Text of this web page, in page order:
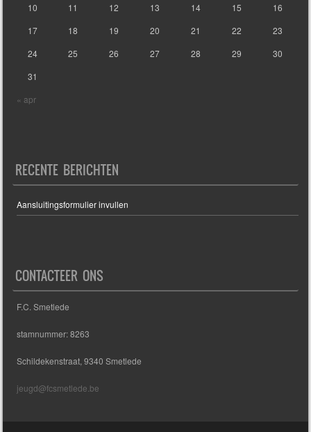
« apr
10
11 12 13 14 15
16
17
18 19 20 21 22
23
24
25 26 27 28 29
30
31
RECENTE BERICHTEN
Aansluitingsformulier invullen
CONTACTEER ONS
F.C. Smetlede
stamnummer: 8263
Schildekenstraat, 9340 Smetlede
jeugd@fcsmetlede.be